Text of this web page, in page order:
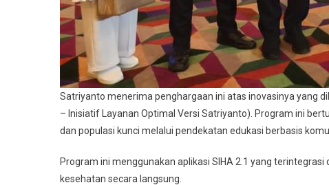
Satriyanto menerima penghargaan ini atas inovasinya yang
– Inisiatif Layanan Optimal Versi Satriyanto). Program ini
dan populasi kunci melalui pendekatan edukasi berbasis
Program ini menggunakan aplikasi SIHA 2.1 yang
kesehatan secara langsung.